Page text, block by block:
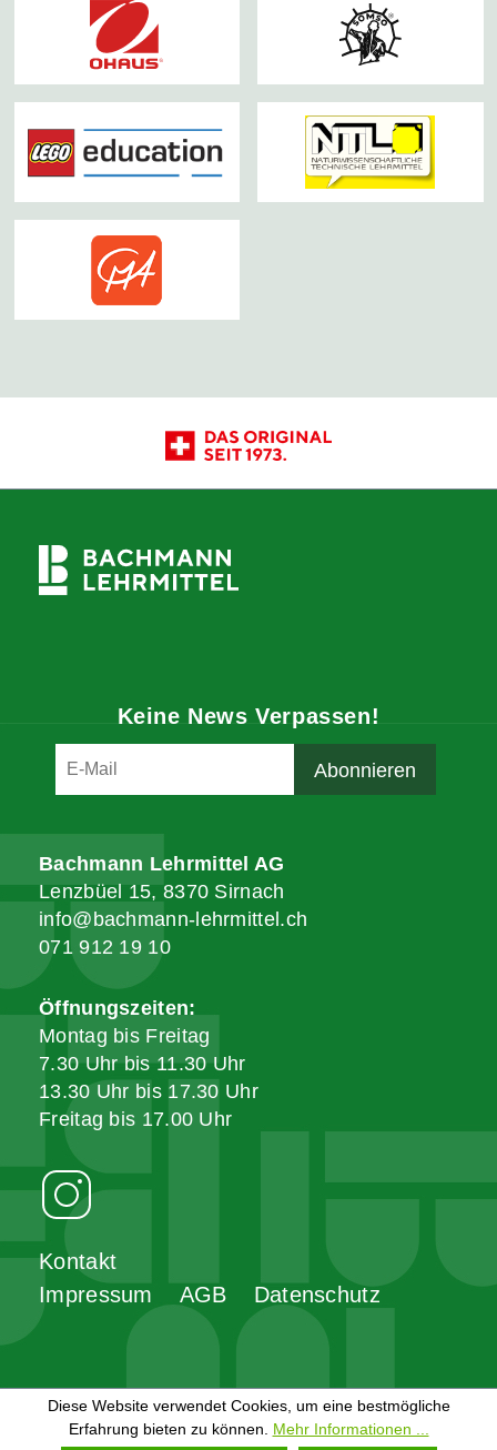
Keine News Verpassen!
Kontakt
Impressum
AGB Datenschutz
Bachmann Lehrmittel AG
Lenzbüel 15, 8370 Sirnach
info@bachmann-lehrmittel.ch
071 912 19 10
Öffnungszeiten:
Montag bis Freitag
7.30 Uhr bis 11.30 Uhr
13.30 Uhr bis 17.30 Uhr
Freitag bis 17.00 Uhr
Diese Website verwendet Cookies, um eine bestmögliche
Erfahrung bieten zu können. Mehr Informationen ...